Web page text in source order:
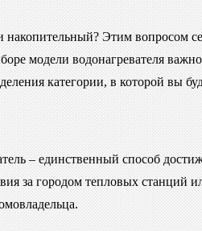
Этим вопросом
модели водонагревателя
категории, в которой вы
– единственный способ
за городом тепловых